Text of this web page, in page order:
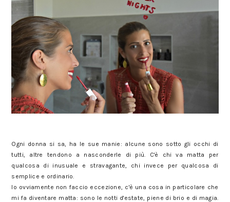
Ogni donna si sa, ha le sue manie: alcune sono sotto gli occhi di
tutti, altre tendono a nasconderle di più. C'è chi va matta per
qualcosa di inusuale e stravagante, chi invece per qualcosa di
semplice e ordinario.
Io ovviamente non faccio eccezione, c'è una cosa in particolare che
mi fa diventare matta: sono le notti d'estate, piene di brio e di magia.